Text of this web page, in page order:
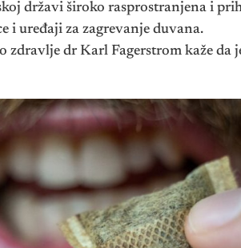
državi široko rasprostranjena i
i uređaji za zagrevanje duvana.
zdravlje dr Karl Fagerstrom kaže da